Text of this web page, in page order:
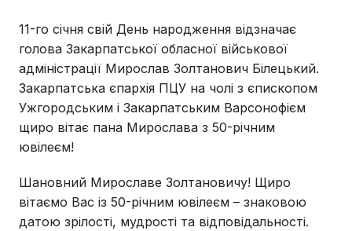
11-го січня свій День народження відзначає
голова Закарпатської обласної військової
адміністрації Мирослав Золтанович Білецький.
Закарпатська єпархія ПЦУ на чолі з єпископом
Ужгородським і Закарпатським Варсонофієм
щиро вітає пана Мирослава з 50-річним
ювілеєм!
Шановний Мирославе Золтановичу! Щиро
вітаємо Вас із 50-річним ювілеєм – знаковою
датою зрілості, мудрості та відповідальності.